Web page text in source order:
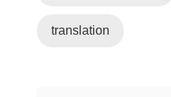
translation